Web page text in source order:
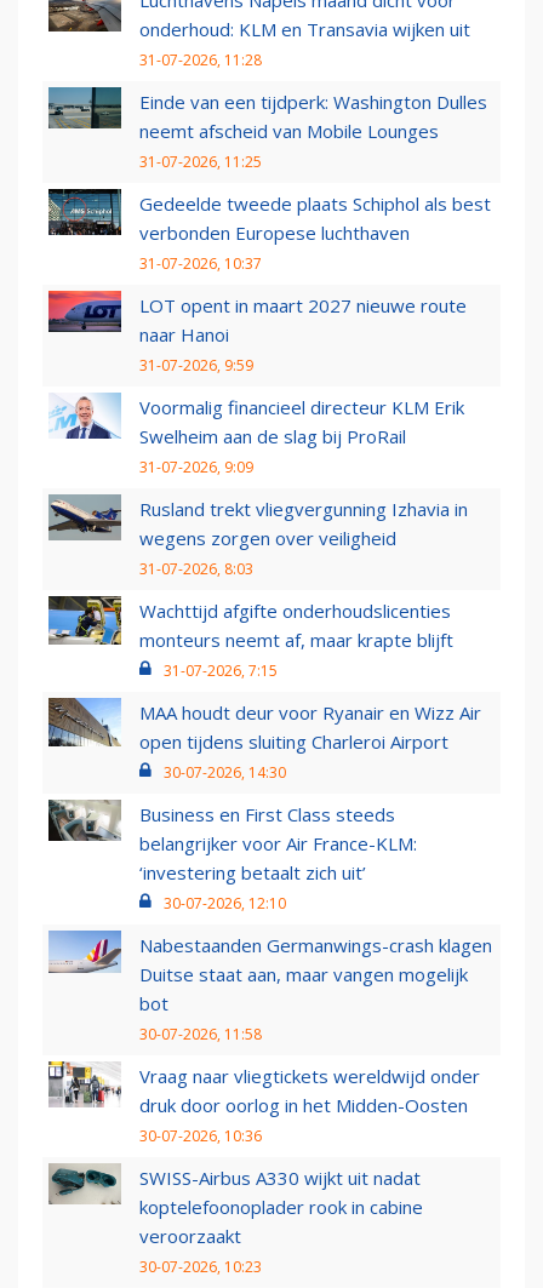
onderhoud: KLM en Transavia wijken uit
31-07-2026, 11:28
Einde van een tijdperk: Washington Dulles
neemt afscheid van Mobile Lounges
31-07-2026, 11:25
Gedeelde tweede plaats Schiphol als best
verbonden Europese luchthaven
31-07-2026, 10:37
LOT opent in maart 2027 nieuwe route
naar Hanoi
31-07-2026, 9:59
Voormalig financieel directeur KLM Erik
Swelheim aan de slag bij ProRail
31-07-2026, 9:09
Rusland trekt vliegvergunning Izhavia in
wegens zorgen over veiligheid
31-07-2026, 8:03
Wachttijd afgifte onderhoudslicenties
monteurs neemt af, maar krapte blijft
31-07-2026, 7:15
MAA houdt deur voor Ryanair en Wizz Air
open tijdens sluiting Charleroi Airport
30-07-2026, 14:30
Business en First Class steeds
belangrijker voor Air France-KLM:
‘investering betaalt zich uit’
30-07-2026, 12:10
Nabestaanden Germanwings-crash klagen
Duitse staat aan, maar vangen mogelijk
bot
30-07-2026, 11:58
Vraag naar vliegtickets wereldwijd onder
druk door oorlog in het Midden-Oosten
30-07-2026, 10:36
SWISS-Airbus A330 wijkt uit nadat
koptelefoonoplader rook in cabine
veroorzaakt
30-07-2026, 10:23